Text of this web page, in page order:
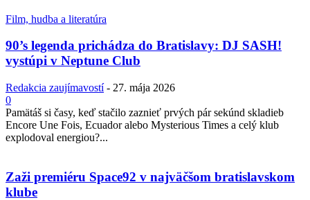
Film, hudba a literatúra
90’s legenda prichádza do Bratislavy: DJ SASH!
vystúpi v Neptune Club
Redakcia zaujímavostí - 27. mája 2026
0
Pamätáš si časy, keď stačilo zaznieť prvých pár sekúnd skladieb
Encore Une Fois, Ecuador alebo Mysterious Times a celý klub
explodoval energiou?...
Zaži premiéru Space92 v najväčšom bratislavskom
klube